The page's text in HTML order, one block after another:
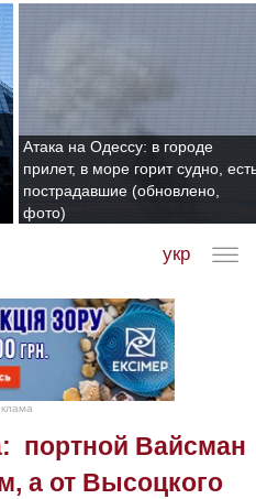
Атака на Одессу: в городе
прилет, в море горит судно,
пострадавшие (обновлено,
фото)
укр
портной Вайсман
а от Высоцкого